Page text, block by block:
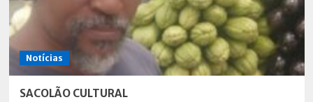
Notícias
SACOLÃO CULTURAL